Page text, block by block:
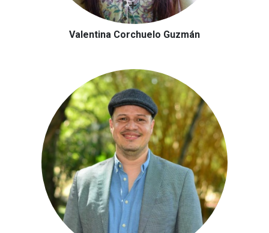
Valentina Corchuelo Guzmán